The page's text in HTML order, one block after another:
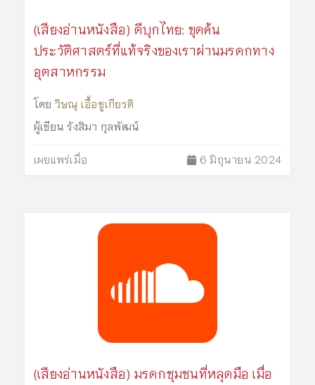
(เสียงอ่านหนังสือ) ดีบุกไทย: ขุดค้น
ประวัติศาสตร์ที่แท้จริงของเราผ่านมรดกทาง
อุตสาหกรรม
โดย วิษณุ เอื้อชูเกียรติ
ผู้เขียน รังสิมา กุลพัฒน์
เผยแพร่เมื่อ 6 มิถุนายน 2024
(เสียงอ่านหนังสือ) มรดกชุมชนที่หลุดมือ เมื่อ